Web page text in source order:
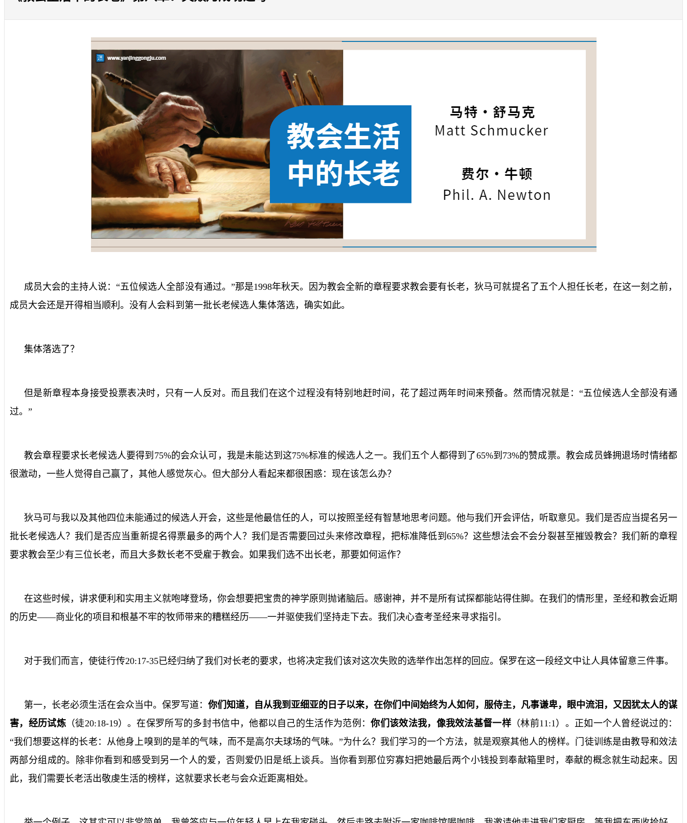
成员大会的主持人说：“五位候选人全部没有通过。”那是1998年秋天。因为教会全新的章程要求教会要有长老，狄马可就提名了五个人担任长老，在这一刻之前，
成员大会还是开得相当顺利。没有人会料到第一批长老候选人集体落选，确实如此。
集体落选了？
但是新章程本身接受投票表决时，只有一人反对。而且我们在这个过程没有特别地赶时间，花了超过两年时间来预备。然而情况就是：“五位候选人全部没有通
过。”
教会章程要求长老候选人要得到 75%的会众认可，我是未能达到这75%标准的候选人之一。我们五个人都得到了65%到 73%的赞成票。教会成员蜂拥退场时情绪都
很激动，一些人觉得自己赢了，其他人感觉灰心。但大部分人看起来都很困惑：现在该怎么办？
狄马可与我以及其他四位未能通过的候选人开会，这些是他最信任的人，可以按照圣经有智慧地思考问题。他与我们开会评估，听取意见。我们是否应当提名另一
批长老候选人？我们是否应当重新提名得票最多的两个人？我们是否需要回过头来修改章程，把标准降低到 65%？这些想法会不会分裂甚至摧毁教会？我们新的章程
要求教会至少有三位长老，而且大多数长老不受雇于教会。如果我们选不出长老，那要如何运作？
在这些时候，讲求便利和实用主义就咆哮登场，你会想要把宝贵的神学原则抛诸脑后。感谢神，并不是所有试探都能站得住脚。在我们的情形里，圣经和教会近期
的历史——商业化的项目和根基不牢的牧师带来的糟糕经历——一并驱使我们坚持走下去。我们决心查考圣经来寻求指引。
对于我们而言，使徒行传20:17-35已经归纳了我们对长老的要求，也将决定我们该对这次失败的选举作出怎样的回应。保罗在这一段经文中让人具体留意三件事。
第一，长老必须生活在会众当中。保罗写道： 你们知道，自从我到亚细亚的日子以来，在你们中间始终为人如何，服侍主，凡事谦卑，眼中流泪，又因犹太人的谋
害，经历试炼（徒20:18-19）。在保罗所写的多封书信中，他都以自己的生活作为范例：你们该效法我，像我效法基督一样 （林前11:1 ）。正如一个人曾经说过的：
“我们想要这样的长老：从他身上嗅到的是羊的气味，而不是高尔夫球场的气味。”为什么？我们学习的一个方法，就是观察其他人的榜样。门徒训练是由教导和效法
两部分组成的。除非你看到和感受到另一个人的爱，否则爱仍旧是纸上谈兵。当你看到那位穷寡妇把她最后两个小钱投到奉献箱里时，奉献的概念就生动起来。因
此，我们需要长老活出敬虔生活的榜样，这就要求长老与会众近距离相处。